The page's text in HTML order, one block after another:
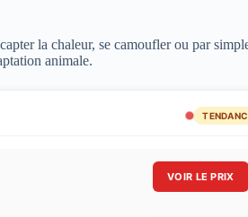
la chaleur, se camoufler ou par
animale.
VOIR LE PRIX